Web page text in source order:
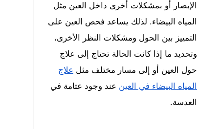
الإبصار أو بمشكلات أخرى داخل العين مثل
المياه البيضاء. لذلك يساعد فحص العين على
التمييز بين الحول ومشكلات النظر الأخرى،
وتحديد ما إذا كانت الحالة تحتاج إلى علاج
حول العين أو إلى مسار مختلف مثل علاج
المياه البيضاء في العين عند وجود عتامة في
العدسة.